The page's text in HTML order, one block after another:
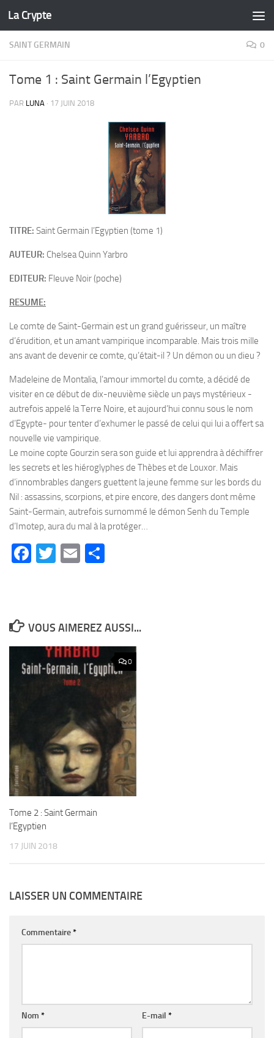
Skip to content
La Crypte
SAINT GERMAIN 0
Tome 1 : Saint Germain l’Egyptien
PAR LUNA · 17 JUIN 2018
TITRE: Saint Germain l’Egyptien (tome 1)
AUTEUR: Chelsea Quinn Yarbro
EDITEUR: Fleuve Noir (poche)
RESUME:
Le comte de Saint-Germain est un grand guérisseur, un maître
d’érudition, et un amant vampirique incomparable. Mais trois mille
ans avant de devenir ce comte, qu’était-il ? Un démon ou un dieu ?
Madeleine de Montalia, l’amour immortel du comte, a décidé de
visiter en ce début de dix-neuvième siècle un pays mystérieux -
autrefois appelé la Terre Noire, et aujourd’hui connu sous le nom
d’Egypte- pour tenter d’exhumer le passé de celui qui lui a offert sa
nouvelle vie vampirique.
Le moine copte Gourzin sera son guide et lui apprendra à déchiffrer
les secrets et les hiéroglyphes de Thèbes et de Louxor. Mais
d’innombrables dangers guettent la jeune femme sur les bords du
Nil : assassins, scorpions, et pire encore, des dangers dont même
Saint-Germain, autrefois surnommé le démon Senh du Temple
d’Imotep, aura du mal à la protéger…
Facebook
Twitter
Email
VOUS AIMEREZ AUSSI...
0
Tome 2 : Saint Germain
l’Egyptien
17 JUIN 2018
LAISSER UN COMMENTAIRE
Commentaire*
Nom * E-mail *